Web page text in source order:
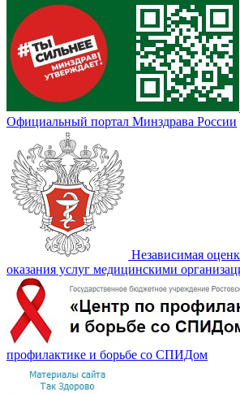
Официальный портал Минздрава России
Независимая
оказания услуг медицинскими
профилактике и борьбе со СПИДом